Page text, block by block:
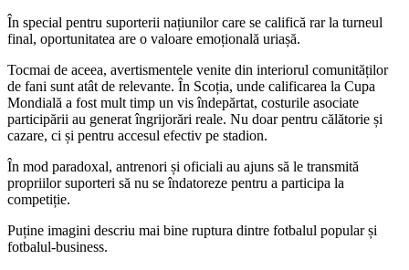
În special pentru suporterii națiunilor care se califică rar la turneul
final, oportunitatea are o valoare emoțională uriașă.
Tocmai de aceea, avertismentele venite din interiorul comunităților
de fani sunt atât de relevante. În Scoția, unde calificarea la Cupa
Mondială a fost mult timp un vis îndepărtat, costurile asociate
participării au generat îngrijorări reale. Nu doar pentru călătorie și
cazare, ci și pentru accesul efectiv pe stadion.
În mod paradoxal, antrenori și oficiali au ajuns să le transmită
propriilor suporteri să nu se îndatoreze pentru a participa la
competiție.
Puține imagini descriu mai bine ruptura dintre fotbalul popular și
fotbalul-business.